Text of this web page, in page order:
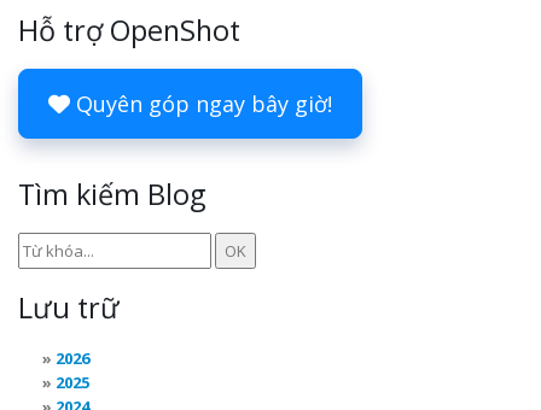
Hỗ trợ OpenShot
Quyên góp ngay bây giờ!
Tìm kiếm Blog
Lưu trữ
2026
2025